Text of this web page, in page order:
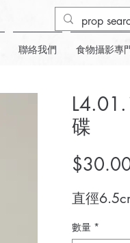
聯絡我們 食物攝影專
碟
直徑
數量 *